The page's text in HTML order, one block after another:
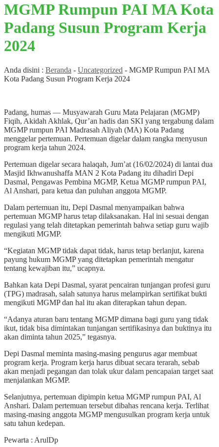
MGMP Rumpun PAI MA Kota
Padang Susun Program Kerja
2024
Anda disini : Beranda - Uncategorized - MGMP Rumpun PAI MA
Kota Padang Susun Program Kerja 2024
Padang, humas — Musyawarah Guru Mata Pelajaran (MGMP)
Fiqih, Akidah Akhlak, Qur’an hadis dan SKI yang tergabung dalam
MGMP rumpun PAI Madrasah Aliyah (MA) Kota Padang
menggelar pertemuan. Pertemuan digelar dalam rangka menyusun
program kerja tahun 2024.
Pertemuan digelar secara halaqah, Jum’at (16/02/2024) di lantai dua
Masjid Ikhwanushaffa MAN 2 Kota Padang itu dihadiri Depi
Dasmal, Pengawas Pembina MGMP, Ketua MGMP rumpun PAI,
Al Anshari, para ketua dan puluhan anggota MGMP.
Dalam pertemuan itu, Depi Dasmal menyampaikan bahwa
pertemuan MGMP harus tetap dilaksanakan. Hal ini sesuai dengan
regulasi yang telah ditetapkan pemerintah bahwa setiap guru wajib
mengikuti MGMP.
“Kegiatan MGMP tidak dapat tidak, harus tetap berlanjut, karena
payung hukum MGMP yang ditetapkan pemerintah mengatur
tentang kewajiban itu,” ucapnya.
Bahkan kata Depi Dasmal, syarat pencairan tunjangan profesi guru
(TPG) madrasah, salah satunya harus melampirkan sertifikat bukti
mengikuti MGMP dan hal itu akan diterapkan tahun depan.
“Adanya aturan baru tentang MGMP dimana bagi guru yang tidak
ikut, tidak bisa dimintakan tunjangan sertifikasinya dan buktinya itu
akan diminta tahun 2025,” tegasnya.
Depi Dasmal meminta masing-masing pengurus agar membuat
program kerja. Program kerja harus dibuat secara terarah, sebab
akan menjadi pegangan dan tolak ukur dalam pencapaian target saat
menjalankan MGMP.
Selanjutnya, pertemuan dipimpin ketua MGMP rumpun PAI, Al
Anshari. Dalam pertemuan tersebut dibahas rencana kerja. Terlihat
masing-masing anggota MGMP mengusulkan program kerja untuk
satu tahun kedepan.
Pewarta : ArulDp